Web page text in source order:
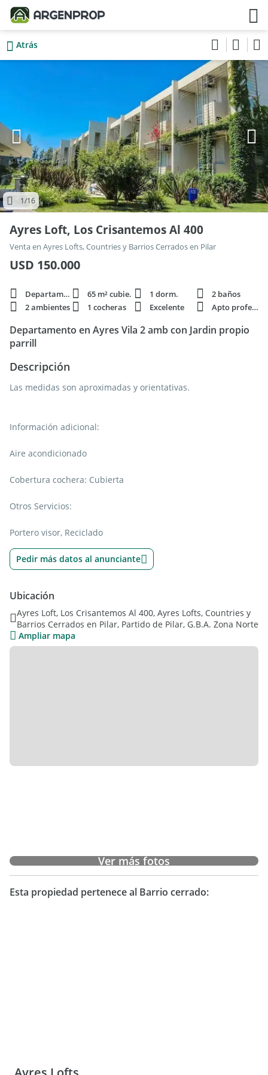
Atrás
1/16
Ayres Loft, Los Crisantemos Al 400
Venta en Ayres Lofts, Countries y Barrios Cerrados en Pilar
USD 150.000
Departamento 65 m² cubie. 1 dorm.
2 baños
2 ambientes
1 cocheras Excelente Apto profesi.
Departamento en Ayres Vila 2 amb con Jardin propio
parrill
Descripción
Las medidas son aproximadas y orientativas.
Información adicional:
Aire acondicionado
Cobertura cochera: Cubierta
Otros Servicios:
Portero visor, Reciclado
Pedir más datos al anunciante
Ubicación
Ayres Loft, Los Crisantemos Al 400, Ayres Lofts, Countries y
Barrios Cerrados en Pilar, Partido de Pilar, G.B.A. Zona Norte
Ampliar mapa
Ver más fotos
Esta propiedad pertenece al Barrio cerrado: